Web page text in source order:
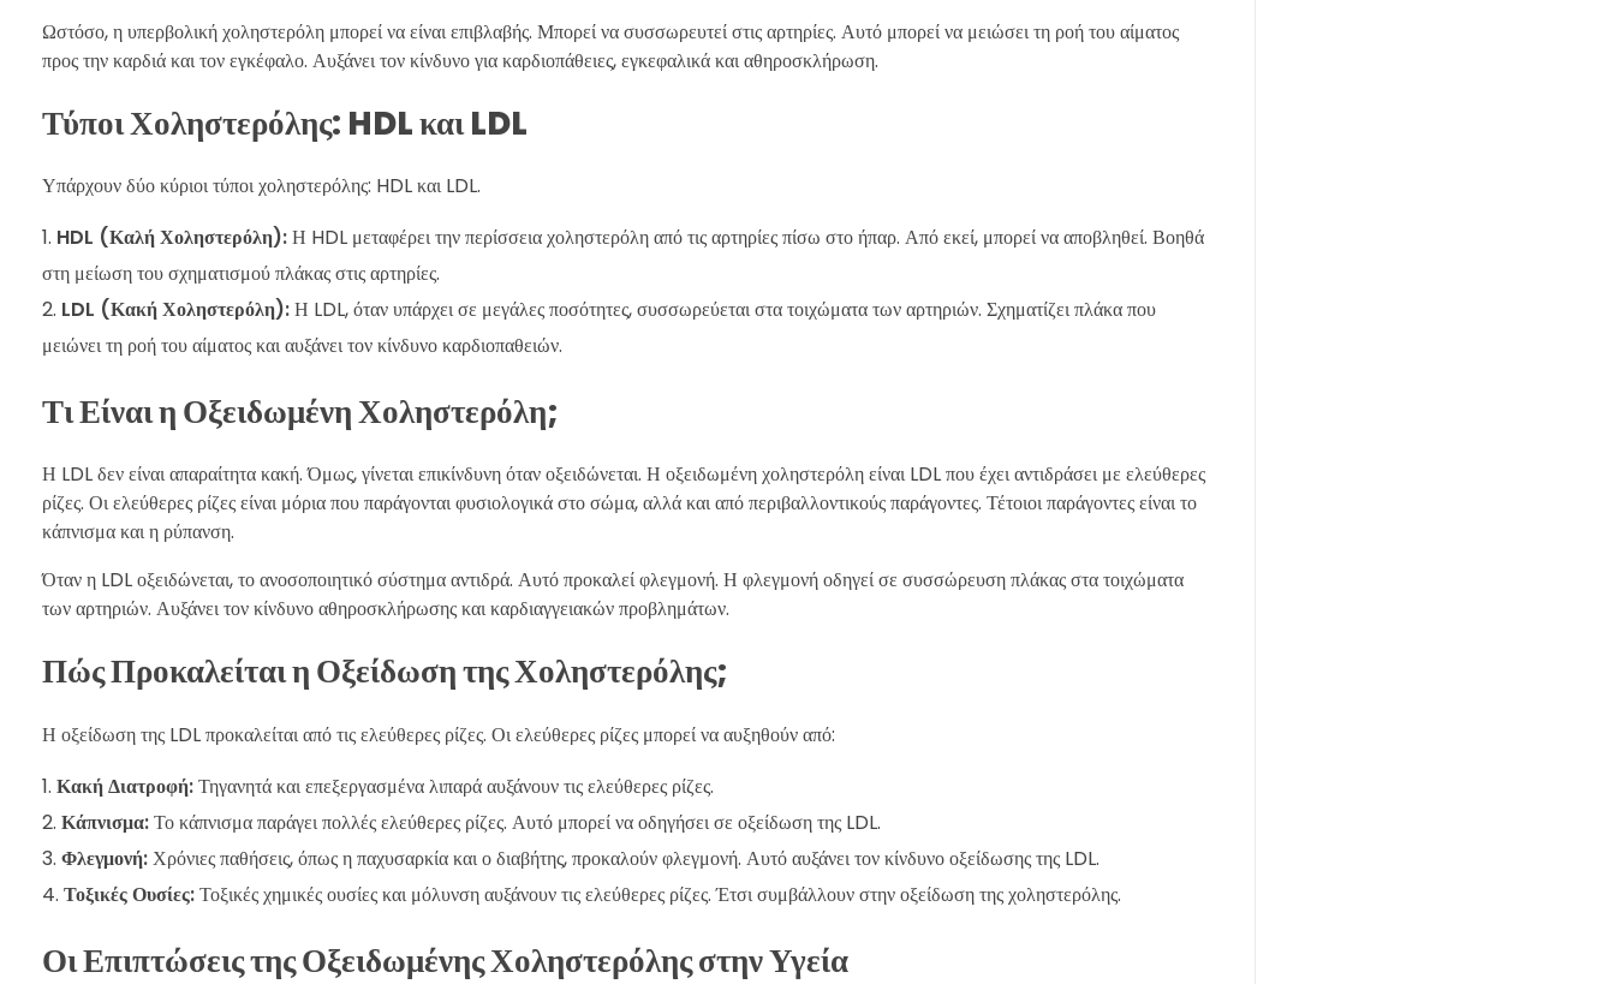
Ωστόσο, η υπερβολική χοληστερόλη μπορεί να είναι επιβλαβής. Μπορεί να συσσωρευτεί στις αρτηρίες. Αυτό μπορεί να μειώσει τη ροή του αίματος
προς την καρδιά και τον εγκέφαλο. Αυξάνει τον κίνδυνο για καρδιοπάθειες, εγκεφαλικά και αθηροσκλήρωση.
Τύποι Χοληστερόλης: HDL και LDL
Υπάρχουν δύο κύριοι τύποι χοληστερόλης: HDL και LDL.
HDL (Καλή Χοληστερόλη):Η HDL μεταφέρει την περίσσεια χοληστερόλη από τις αρτηρίες πίσω στο ήπαρ. Από εκεί, μπορεί να αποβληθεί. Βοηθά
στη μείωση του σχηματισμού πλάκας στις αρτηρίες.
LDL (Κακή Χοληστερόλη):Η LDL, όταν υπάρχει σε μεγάλες ποσότητες, συσσωρεύεται στα τοιχώματα των αρτηριών. Σχηματίζει πλάκα που
μειώνει τη ροή του αίματος και αυξάνει τον κίνδυνο καρδιοπαθειών.
Τι Είναι η Οξειδωμένη Χοληστερόλη;
Η LDL δεν είναι απαραίτητα κακή. Όμως, γίνεται επικίνδυνη όταν οξειδώνεται. Η οξειδωμένη χοληστερόλη είναι LDL που έχει αντιδράσει με ελεύθερες
ρίζες. Οι ελεύθερες ρίζες είναι μόρια που παράγονται φυσιολογικά στο σώμα, αλλά και από περιβαλλοντικούς παράγοντες. Τέτοιοι παράγοντες είναι το
κάπνισμα και η ρύπανση.
Όταν η LDL οξειδώνεται, το ανοσοποιητικό σύστημα αντιδρά. Αυτό προκαλεί φλεγμονή. Η φλεγμονή οδηγεί σε συσσώρευση πλάκας στα τοιχώματα
των αρτηριών. Αυξάνει τον κίνδυνο αθηροσκλήρωσης και καρδιαγγειακών προβλημάτων.
Πώς Προκαλείται η Οξείδωση της Χοληστερόλης;
Η οξείδωση της LDL προκαλείται από τις ελεύθερες ρίζες. Οι ελεύθερες ρίζες μπορεί να αυξηθούν από:
Κακή Διατροφή:Τηγανητά και επεξεργασμένα λιπαρά αυξάνουν τις ελεύθερες ρίζες.
Κάπνισμα:Το κάπνισμα παράγει πολλές ελεύθερες ρίζες. Αυτό μπορεί να οδηγήσει σε οξείδωση της LDL.
Φλεγμονή:Χρόνιες παθήσεις, όπως η παχυσαρκία και ο διαβήτης, προκαλούν φλεγμονή. Αυτό αυξάνει τον κίνδυνο οξείδωσης της LDL.
Τοξικές Ουσίες:Τοξικές χημικές ουσίες και μόλυνση αυξάνουν τις ελεύθερες ρίζες. Έτσι συμβάλλουν στην οξείδωση της χοληστερόλης.
Οι Επιπτώσεις της Οξειδωμένης Χοληστερόλης στην Υγεία